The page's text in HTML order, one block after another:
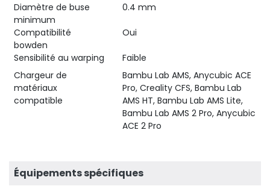
Diamètre de buse
minimum
0.4 mm
Compatibilité
bowden
Oui
Sensibilité au warping
Faible
Chargeur de
matériaux
compatible
Bambu Lab AMS, Anycubic ACE
Pro, Creality CFS, Bambu Lab
AMS HT, Bambu Lab AMS Lite,
Bambu Lab AMS 2 Pro, Anycubic
ACE 2 Pro
Équipements spécifiques